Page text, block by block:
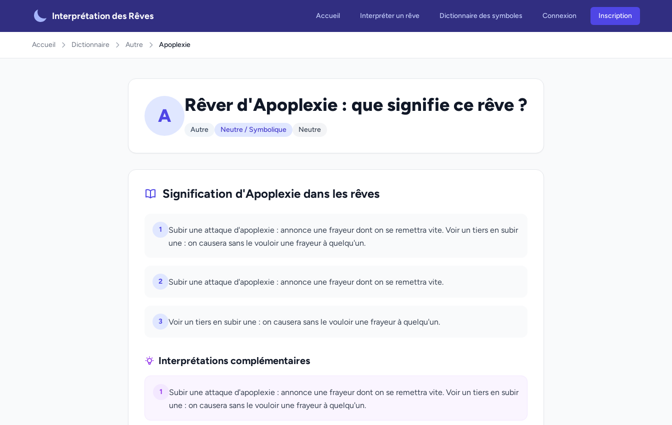
Interprétation des Rêves Accueil Interpréter un rêve Dictionnaire des symboles Connexion Inscription
Accueil Dictionnaire Autre Apoplexie
A
Rêver d'Apoplexie : que signifie ce rêve ?
Autre Neutre / Symbolique Neutre
Signification d'Apoplexie dans les rêves
1
Subir une attaque d'apoplexie : annonce une frayeur dont on se remettra vite. Voir un tiers en subir
une : on causera sans le vouloir une frayeur à quelqu'un.
2 Subir une attaque d'apoplexie : annonce une frayeur dont on se remettra vite.
3 Voir un tiers en subir une : on causera sans le vouloir une frayeur à quelqu'un.
Interprétations complémentaires
1
Subir une attaque d'apoplexie : annonce une frayeur dont on se remettra vite. Voir un tiers en subir
une : on causera sans le vouloir une frayeur à quelqu'un.